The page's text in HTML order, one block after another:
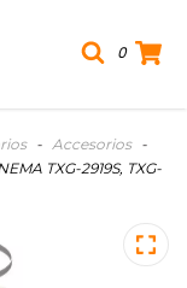
0
- Accesorios
-
TXG-2919S, TXG-